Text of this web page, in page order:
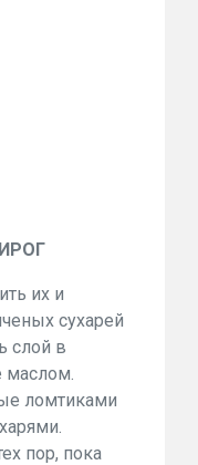
их и
сухарей
слой в
маслом.
ломтиками
пор, пока